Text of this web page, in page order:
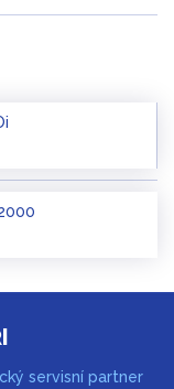
servisní partner